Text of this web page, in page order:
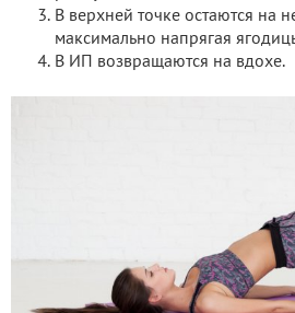
В верхней точке остаются на
максимально напрягая
В ИП возвращаются на вдохе.